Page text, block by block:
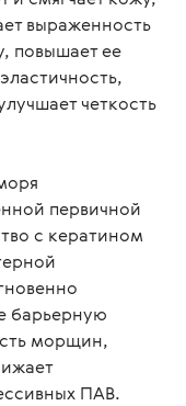
выраженность
повышает ее
четкость
первичной
с кератином
барьерную
морщин,
ПАВ.